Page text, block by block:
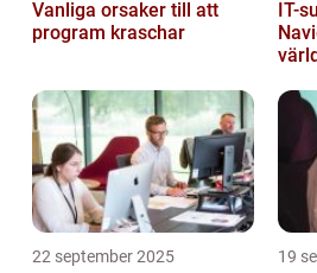
Vanliga orsaker till att
program kraschar
IT-
22 september 2025 19